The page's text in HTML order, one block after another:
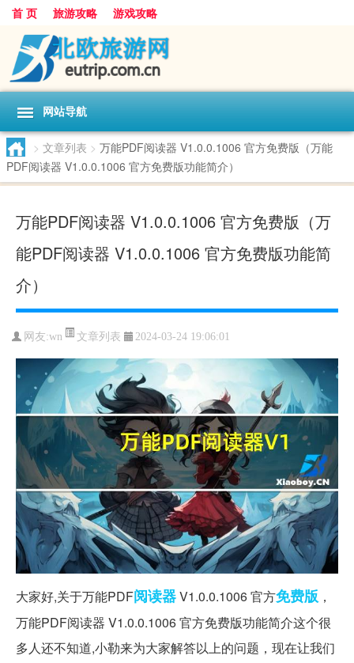
首 页 旅游攻略 游戏攻略
网站导航
> 文章列表 > 万能PDF阅读器 V1.0.0.1006 官方免费版（万能
PDF阅读器 V1.0.0.1006 官方免费版功能简介）
万能PDF阅读器 V1.0.0.1006 官方免费版（万
能PDF阅读器 V1.0.0.1006 官方免费版功能简
介）
网友:wn 文章列表 2024-03-24 19:06:01
大家好,关于万能PDF阅读器V1.0.0.1006 官方免费版 ，
万能PDF阅读器 V1.0.0.1006 官方免费版功能简介这个很
多人还不知道,小勒来为大家解答以上的问题，现在让我们